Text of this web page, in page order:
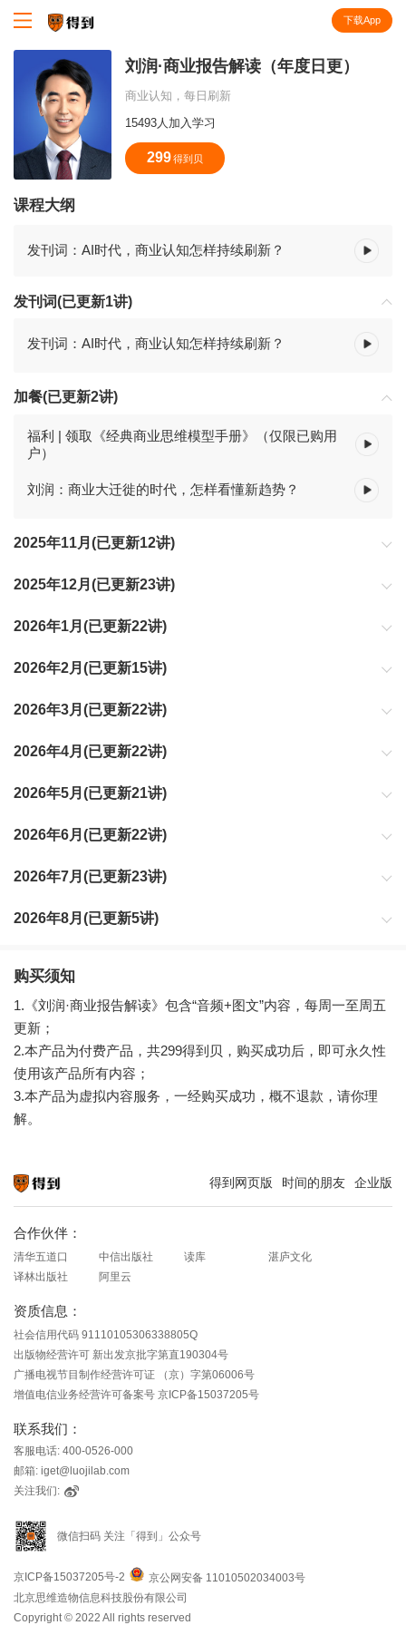
下载App
刘润·商业报告解读（年度日更）
商业认知，每日刷新
15493人加入学习
299 得到贝
课程大纲
发刊词：AI时代，商业认知怎样持续刷新？
发刊词(已更新1讲)
发刊词：AI时代，商业认知怎样持续刷新？
加餐(已更新2讲)
福利 | 领取《经典商业思维模型手册》（仅限已购用
户）
刘润：商业大迁徙的时代，怎样看懂新趋势？
2025年11月(已更新12讲)
2025年12月(已更新23讲)
2026年1月(已更新22讲)
2026年2月(已更新15讲)
2026年3月(已更新22讲)
2026年4月(已更新22讲)
2026年5月(已更新21讲)
2026年6月(已更新22讲)
2026年7月(已更新23讲)
2026年8月(已更新5讲)
购买须知
1.《刘润·商业报告解读》包含“音频+图文”内容，每周一至周五
更新；
2.本产品为付费产品，共299得到贝，购买成功后，即可永久性
使用该产品所有内容；
3.本产品为虚拟内容服务，一经购买成功，概不退款，请你理
解。
得到网页版 时间的朋友 企业版
合作伙伴：
清华五道口 中信出版社 读库
湛庐文化
译林出版社
阿里云
资质信息：
社会信用代码 91110105306338805Q
出版物经营许可 新出发京批字第直190304号
广播电视节目制作经营许可证 （京）字第06006号
增值电信业务经营许可备案号 京ICP备15037205号
联系我们：
客服电话: 400-0526-000
邮箱: iget@luojilab.com
关注我们:
微信扫码 关注「得到」公众号
京ICP备15037205号-2
京公网安备 11010502034003号
北京思维造物信息科技股份有限公司
Copyright © 2022 All rights reserved